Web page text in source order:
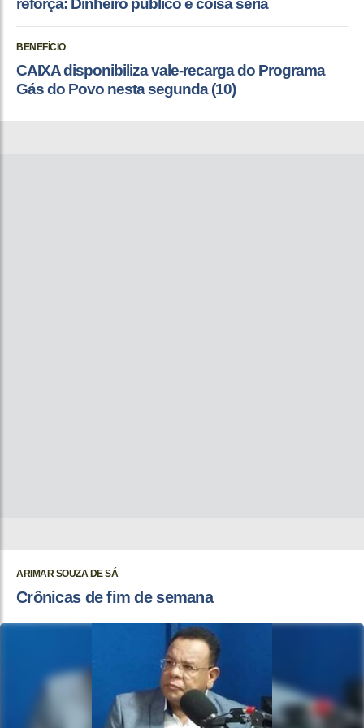
reforça: Dinheiro público é coisa séria
BENEFÍCIO
CAIXA disponibiliza vale-recarga do Programa
Gás do Povo nesta segunda (10)
ARIMAR SOUZA DE SÁ
Crônicas de fim de semana